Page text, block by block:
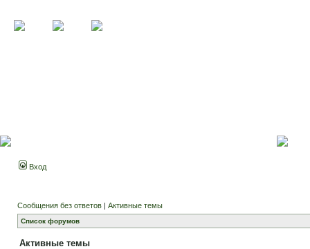
Вход
Сообщения без ответов | Активные темы
Список форумов
Активные темы